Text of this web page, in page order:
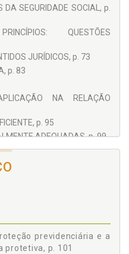
DA SEGURIDADE SOCIAL, p.
QUESTÕES
JURÍDICOS, p. 73
p. 83
NA RELAÇÃO
p. 95
ADEQUADAS, p. 99
E A
PROTETIVA, p. 101
NO PACTO
previdenciária e a
protetiva, p. 101